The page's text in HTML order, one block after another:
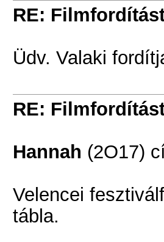
RE:
Üdv. Valaki
RE:
Hannah (2O17)
Velencei
tábla.